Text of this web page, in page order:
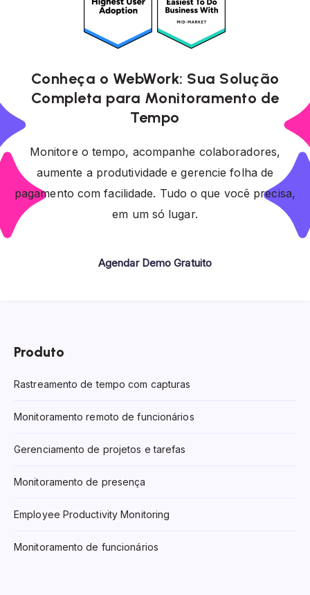
Conheça o WebWork: Sua Solução
Completa para Monitoramento de
Tempo
Monitore o tempo, acompanhe colaboradores,
aumente a produtividade e gerencie folha de
pagamento com facilidade. Tudo o que você precisa,
em um só lugar.
Agendar Demo Gratuito
Produto
Rastreamento de tempo com capturas
Monitoramento remoto de funcionários
Gerenciamento de projetos e tarefas
Monitoramento de presença
Employee Productivity Monitoring
Monitoramento de funcionários